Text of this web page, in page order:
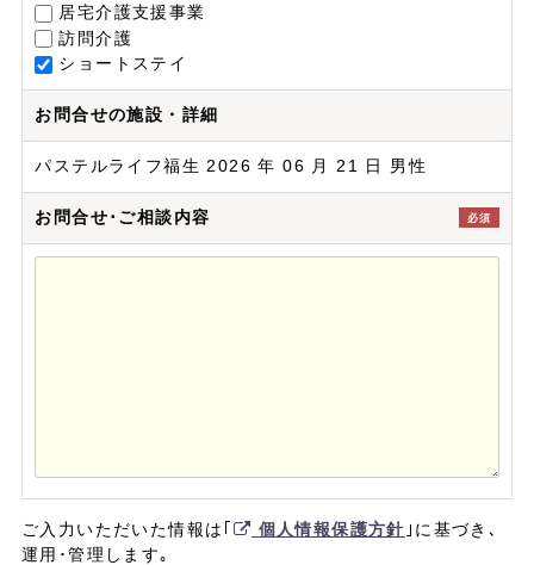
居宅介護支援事業
訪問介護
ショートステイ
お問合せの施設・詳細
パステルライフ福生 2026 年 06 月 21 日 男性
お問合せ･ご相談内容 必須
ご入力いただいた情報は｢ 個人情報保護方針 ｣に基づき､
運用･管理します｡